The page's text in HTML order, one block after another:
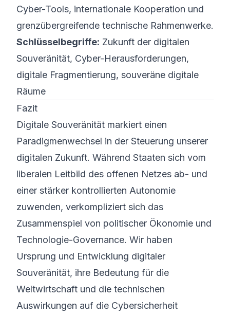
Cyber-Tools, internationale Kooperation und
grenzübergreifende technische Rahmenwerke.
Schlüsselbegriffe: Zukunft der digitalen
Souveränität, Cyber-Herausforderungen,
digitale Fragmentierung, souveräne digitale
Räume
Fazit
Digitale Souveränität markiert einen
Paradigmenwechsel in der Steuerung unserer
digitalen Zukunft. Während Staaten sich vom
liberalen Leitbild des offenen Netzes ab- und
einer stärker kontrollierten Autonomie
zuwenden, verkompliziert sich das
Zusammenspiel von politischer Ökonomie und
Technologie-Governance. Wir haben
Ursprung und Entwicklung digitaler
Souveränität, ihre Bedeutung für die
Weltwirtschaft und die technischen
Auswirkungen auf die Cybersicherheit